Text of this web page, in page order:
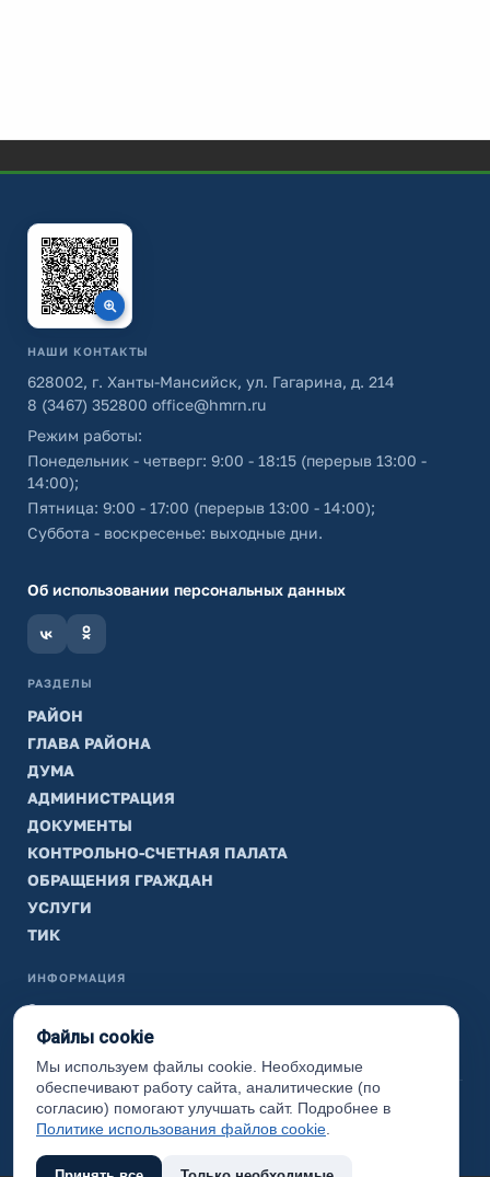
НАШИ КОНТАКТЫ
628002, г. Ханты-Мансийск, ул. Гагарина, д. 214
8 (3467) 352800 office@hmrn.ru
Режим работы:
Понедельник - четверг: 9:00 - 18:15 (перерыв 13:00 -
14:00);
Пятница: 9:00 - 17:00 (перерыв 13:00 - 14:00);
Суббота - воскресенье: выходные дни.
Об использовании персональных данных
РАЗДЕЛЫ
РАЙОН
ГЛАВА РАЙОНА
ДУМА
АДМИНИСТРАЦИЯ
ДОКУМЕНТЫ
КОНТРОЛЬНО-СЧЕТНАЯ ПАЛАТА
ОБРАЩЕНИЯ ГРАЖДАН
УСЛУГИ
ТИК
ИНФОРМАЦИЯ
Законодательная карта
Карта сайта
(с) 2017 Ханты-Мансийский район, официальный сайт
администрации
Файлы cookie
Мы используем файлы cookie. Необходимые
обеспечивают работу сайта, аналитические (по
согласию) помогают улучшать сайт. Подробнее в
Политике использования файлов cookie